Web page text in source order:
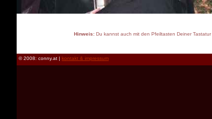
Hinweis:Du kannst auch mit den Pfeiltasten Deiner Tastatur
© 2008: conny.at | kontakt & impressum